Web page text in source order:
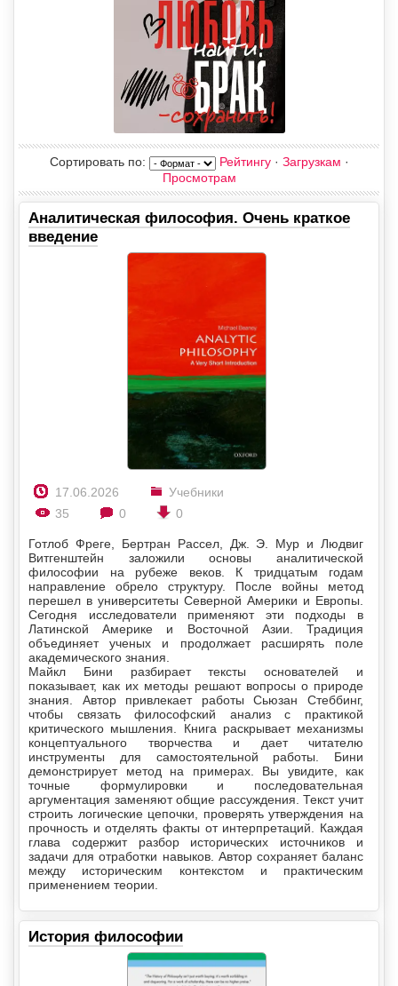
Сортировать по: Рейтингу· Загрузкам ·
Просмотрам
Аналитическая философия. Очень краткое
введение
17.06.2026
Учебники
35
0 0
Готлоб Фреге, Бертран Рассел, Дж. Э. Мур и Людвиг
Витгенштейн заложили основы аналитической
философии на рубеже веков. К тридцатым годам
направление обрело структуру. После войны метод
перешел в университеты Северной Америки и Европы.
Сегодня исследователи применяют эти подходы в
Латинской Америке и Восточной Азии. Традиция
объединяет ученых и продолжает расширять поле
академического знания.
Майкл Бини разбирает тексты основателей и
показывает, как их методы решают вопросы о природе
знания. Автор привлекает работы Сьюзан Стеббинг,
чтобы связать философский анализ с практикой
критического мышления. Книга раскрывает механизмы
концептуального творчества и дает читателю
инструменты для самостоятельной работы. Бини
демонстрирует метод на примерах. Вы увидите, как
точные формулировки и последовательная
аргументация заменяют общие рассуждения. Текст учит
строить логические цепочки, проверять утверждения на
прочность и отделять факты от интерпретаций. Каждая
глава содержит разбор исторических источников и
задачи для отработки навыков. Автор сохраняет баланс
между историческим контекстом и практическим
применением теории.
История философии